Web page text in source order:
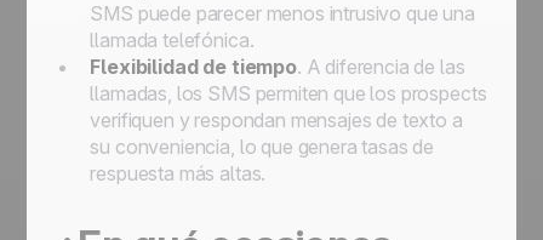
SMS puede parecer menos intrusivo que una
llamada telefónica.
Flexibilidad de tiempo. A diferencia de las
llamadas, los SMS permiten que los prospects
verifiquen y respondan mensajes de texto a
su conveniencia, lo que genera tasas de
respuesta más altas.